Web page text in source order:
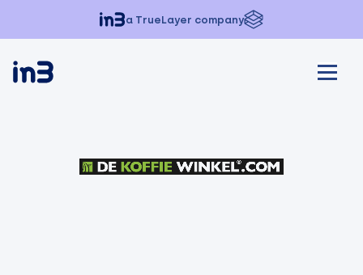
a TrueLayer company